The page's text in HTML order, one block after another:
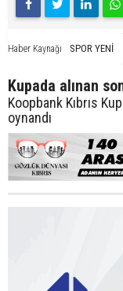
Haber Kaynağı SPOR YENİ
Kupada alınan
Koopbank Kıbrıs
oynandı